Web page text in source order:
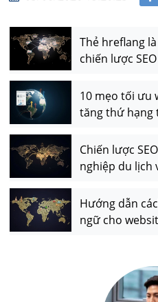
Thẻ hreflang
chiến lược
10 mẹo tối ưu
tăng thứ hạng
Chiến lược
nghiệp du lịch
Hướng dẫn
ngữ cho